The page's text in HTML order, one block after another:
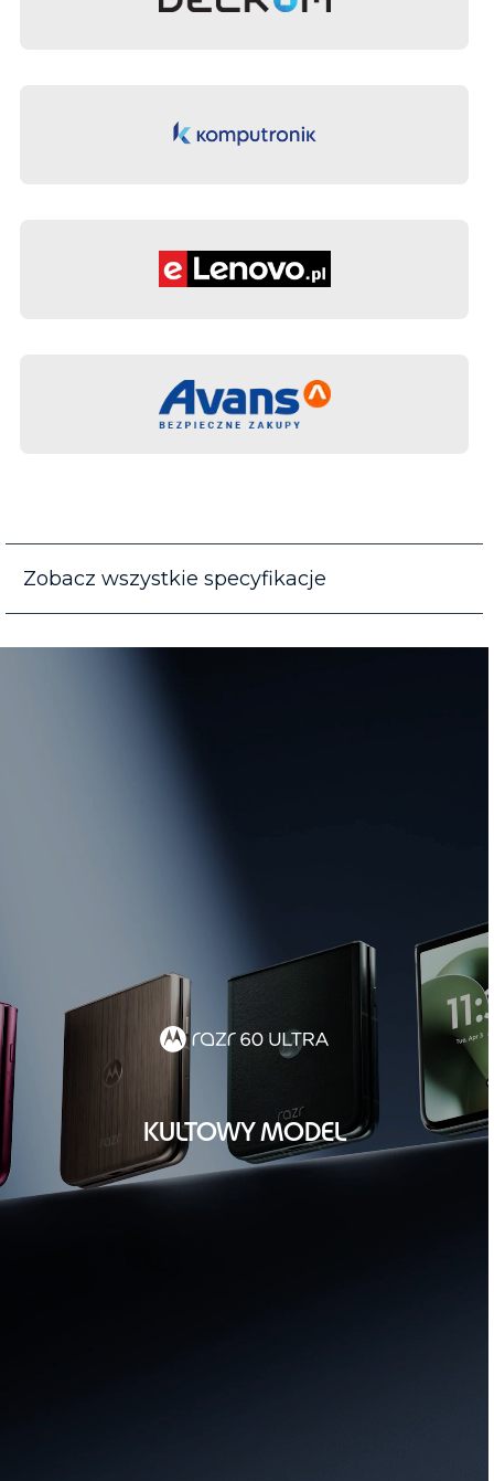
Zobacz wszystkie specyfikacje
KULTOWY MODEL